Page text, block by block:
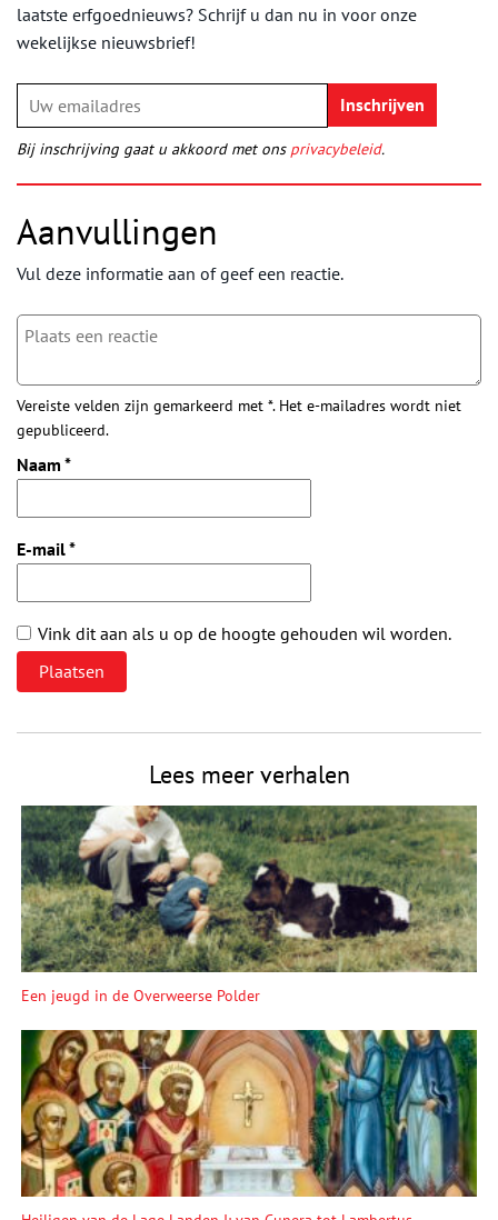
laatste erfgoednieuws? Schrijf u dan nu in voor onze
wekelijkse nieuwsbrief!
Bij inschrijving gaat u akkoord met ons privacybeleid.
Aanvullingen
Vul deze informatie aan of geef een reactie.
Vereiste velden zijn gemarkeerd met *. Het e-mailadres wordt niet
gepubliceerd.
Naam *
E-mail*
Vink dit aan als u op de hoogte gehouden wil worden.
Lees meer verhalen
Een jeugd in de Overweerse Polder